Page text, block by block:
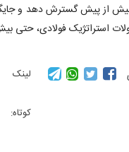
از پیش گسترش دهد و
استراتژیک فولادی، حتی
لینک
کوتاه: